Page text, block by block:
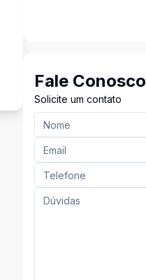
Fale Conosco
Solicite um contato